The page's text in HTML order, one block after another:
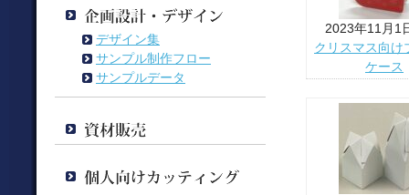
デザイン集
サンプル制作フロー
サンプルデータ
2023年11月1
クリスマス向け
ケース